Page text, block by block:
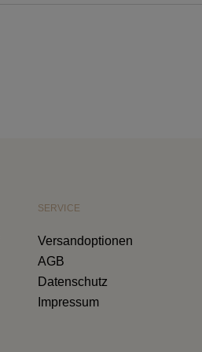
SERVICE
Versandoptionen
AGB
Datenschutz
Impressum